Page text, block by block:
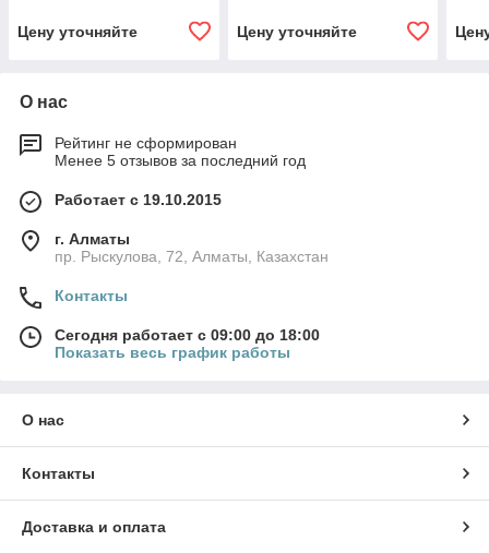
Цену уточняйте Цену уточняйте
О нас
Рейтинг не сформирован
Менее 5 отзывов за последний год
Работает с 19.10.2015
г. Алматы
пр. Рыскулова, 72, Алматы, Казахстан
Контакты
Сегодня работает с 09:00 до 18:00
Показать весь график работы
О нас
Контакты
Доставка и оплата